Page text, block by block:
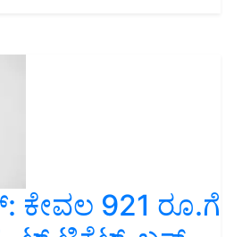
921 ರೂ.ಗೆ